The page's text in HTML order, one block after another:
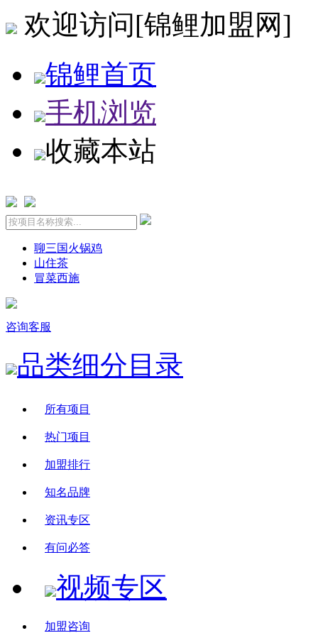
欢迎访问[锦鲤加盟网]
锦鲤首页
手机浏览
收藏本站
聊三国火锅鸡
山住茶
冒菜西施
咨询客服
品类细分目录
所有项目
热门项目
加盟排行
知名品牌
资讯专区
有问必答
视频专区
加盟咨询